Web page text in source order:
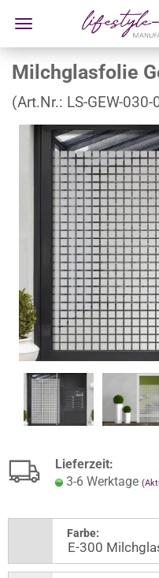
Milchglasfolie
(Art.Nr.: LS-GEW-030-
Lieferzeit:
3-6 Werktage
Farbe: